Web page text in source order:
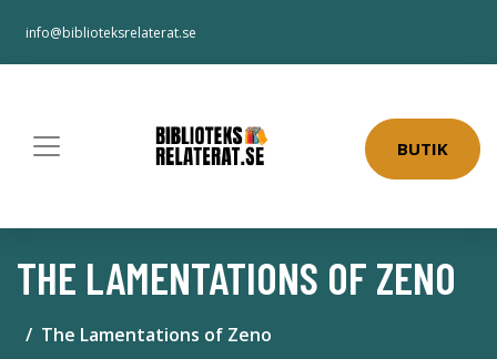
info@biblioteksrelaterat.se
BUTIK
THE LAMENTATIONS OF ZENO
The Lamentations of Zeno